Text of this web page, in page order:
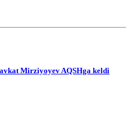
Mirziyoyev AQSHga keldi